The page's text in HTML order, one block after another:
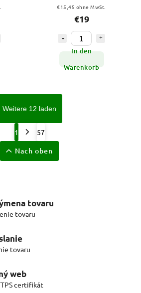
€15,45 ohne MwSt.
€19
In den
Warenkorb
Weitere 12 laden
1 57
Nach oben
tovaru
tovaru
tovaru
web
certifikát